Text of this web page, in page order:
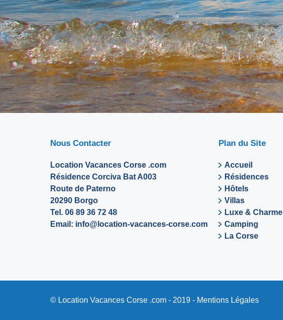
Nous Contacter
Location Vacances Corse .com
Résidence Corciva Bat A003
Route de Paterno
20290 Borgo
Tel. 06 89 36 72 48
Email: info@location-vacances-corse.com
Plan du Site
Accueil
Résidences
Hôtels
Villas
Luxe & Charme
Camping
La Corse
© Location Vacances Corse .com - 2019 - Mentions Légales